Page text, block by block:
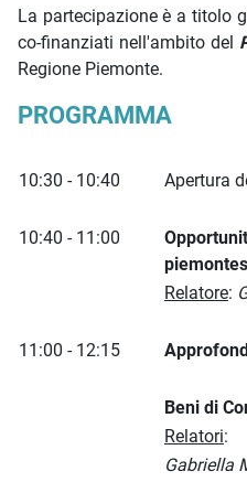
La partecipazione è a titolo
co-finanziati nell'ambito del
Regione Piemonte.
PROGRAMMA
10:30 - 10:40 Apertura
10:40 - 11:00
Relatore:
11:00 - 12:15
Beni di
Relatori:
Gabriella